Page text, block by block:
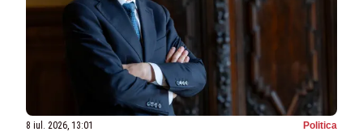
8 iul. 2026, 13:01 Politica